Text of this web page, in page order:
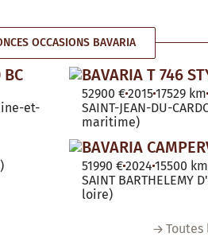
OCCASIONS BAVARIA
BC
et-
BAVARIA T 746
52900 €201517529 km
SAINT-JEAN-DU-
maritime)
BAVARIA
51990 €2024 15500 km
SAINT BARTHELEMY
loire)
Toutes